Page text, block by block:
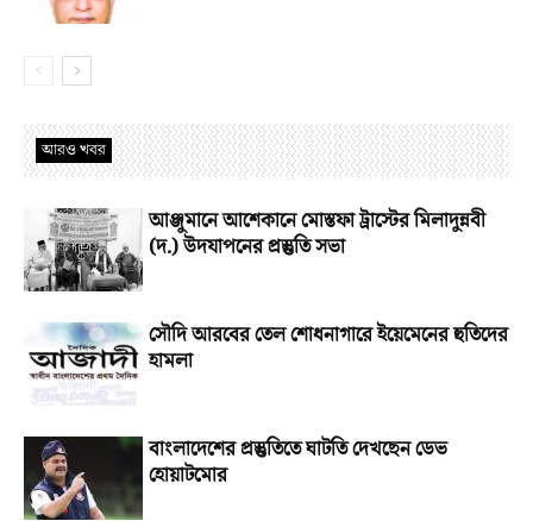
আরও খবর
আঞ্জুমানে আশেকানে মোস্তফা ট্রাস্টের মিলাদুন্নবী
(দ.) উদযাপনের প্রস্তুতি সভা
সৌদি আরবের তেল শোধনাগারে ইয়েমেনের হুতিদের
হামলা
বাংলাদেশের প্রস্তুতিতে ঘাটতি দেখছেন ডেভ
হোয়াটমোর